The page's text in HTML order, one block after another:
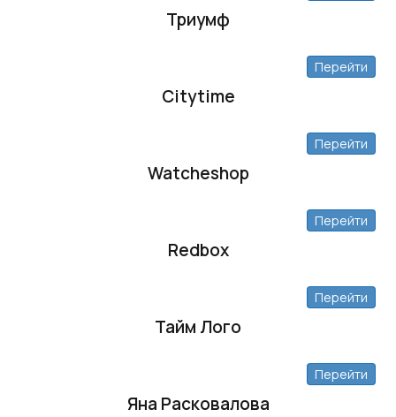
Триумф
Citytime
Перейти
Watcheshop
Перейти
Redbox
Перейти
Тайм Лого
Перейти
Яна Расковалова
Перейти